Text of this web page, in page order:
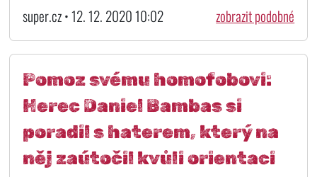
super.cz • 12. 12. 2020 10:02 zobrazit podobné
Pomoz svému homofobovi:
Herec Daniel Bambas si
poradil s haterem, který na
něj zaútočil kvůli orientaci